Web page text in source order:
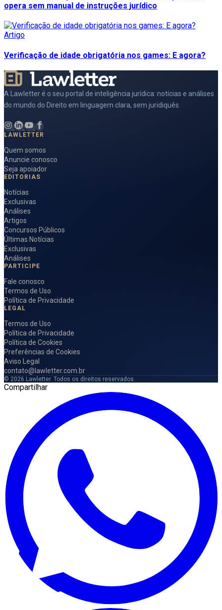
opera sem manual de instruções jurídico
Artigo
Verificação de idade obrigatória nos games: E agora?
A Lawletter é o seu portal de inteligência jurídica: notícias e análises
do mundo do Direito em linguagem clara, sem juridiquês.
LAWLETTER
Quem somos
Anuncie conosco
Seja apoiador
EDITORIAS
Notícias
Exclusivas
Análises
Artigos
Concursos Públicos
Últimas Notícias
Exclusivas
Análises
PARTICIPE
Fale conosco
Termos de Uso
Política de Privacidade
LEGAL
Termos de Uso
Política de Privacidade
Política de Cookies
Preferências de Cookies
Aviso Legal
contato@lawletter.com.br
© 2026 Lawletter. Todos os direitos reservados.
Compartilhar